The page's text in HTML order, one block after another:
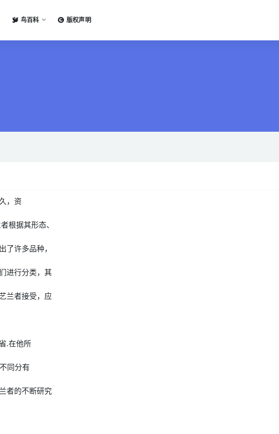
鸟百科 版权声明
，资
根据其形态、
了许多品种，
进行分类，其
兰者接受，应
.在他所
同分有
者的不断研究